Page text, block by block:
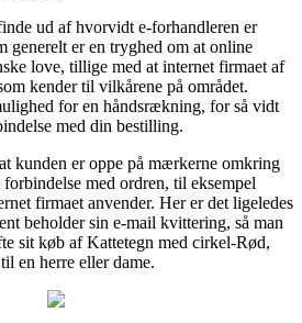
ud af hvorvidt e-forhandleren er
generelt er en tryghed om at online
love, tillige med at internet firmaet af
kender til vilkårene på området.
for en håndsrækning, for så vidt
med din bestilling.
kunden er oppe på mærkerne omkring
med ordren, til eksempel
firmaet anvender. Her er det ligeledes
beholder sin e-mail kvittering, så man
sit køb af Kattetegn med cirkel-Rød,
en herre eller dame.